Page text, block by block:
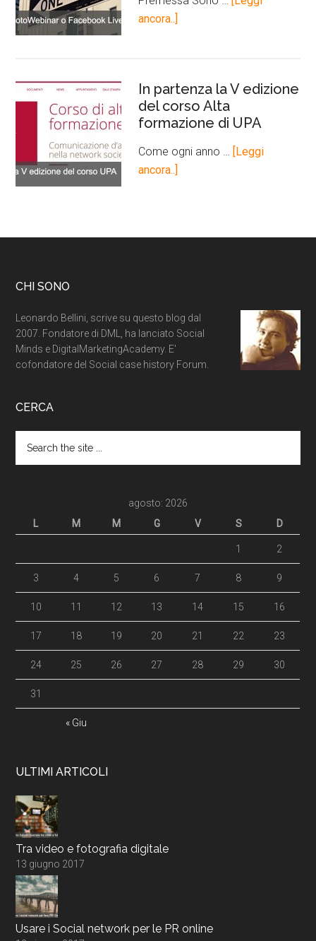
ancora..]
In partenza la V edizione
del corso Alta
formazione di UPA
Come ogni anno …
[Leggi
ancora..]
CHI SONO
Leonardo Bellini, scrive su questo blog dal
2007. Fondatore di DML, ha lanciato Social
Minds e DigitalMarketingAcademy. E'
cofondatore del Social case history Forum.
CERCA
agosto: 2026
L
M M G V S D
« Giu
1 2
3 4 5 6 7 8 9
10 11 12 13 14 15 16
17 18 19 20 21 22 23
24 25 26 27 28 29 30
31
ULTIMI ARTICOLI
Tra video e fotografia digitale
13 giugno 2017
Usare i Social network per le PR online